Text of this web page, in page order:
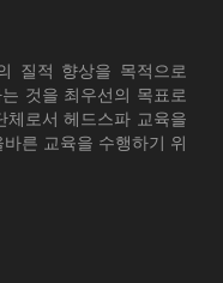
질적 향상을 목적으로
것을 최우선의 목표로
로서 헤드스파 교육을
른 교육을 수행하기 위